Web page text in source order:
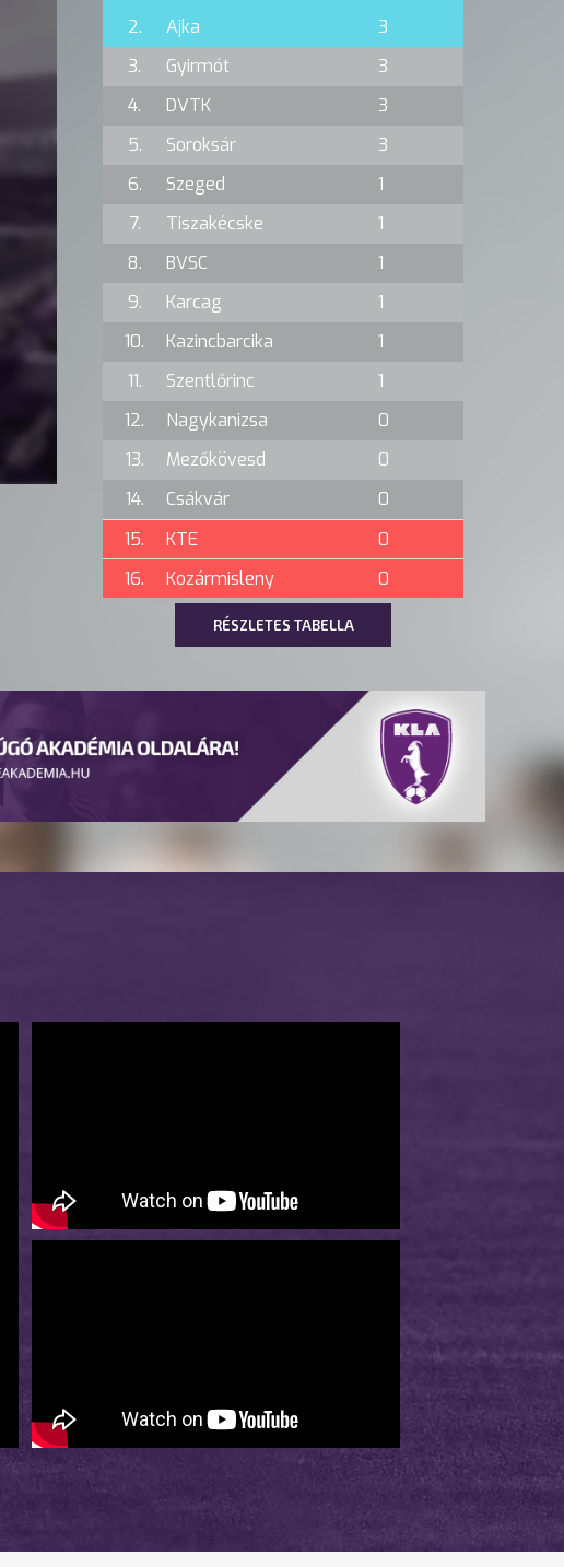
2.
Ajka
3
3.
Gyirmót
3
4.
DVTK
3
5.
Soroksár
3
6.
Szeged
1
7.
Tiszakécske
1
8.
BVSC
1
9.
Karcag
1
10.
Kazincbarcika
1
11.
Szentlőrinc
1
12.
Nagykanizsa
0
13.
Mezőkövesd
0
14.
Csákvár
0
15.
KTE
0
16.
Kozármisleny 0
RÉSZLETES TABELLA